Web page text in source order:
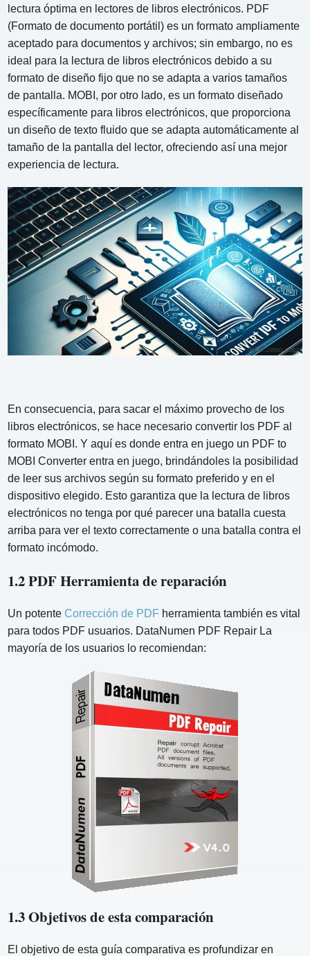
lectura óptima en lectores de libros electrónicos. PDF
(Formato de documento portátil) es un formato ampliamente
aceptado para documentos y archivos; sin embargo, no es
ideal para la lectura de libros electrónicos debido a su
formato de diseño fijo que no se adapta a varios tamaños
de pantalla. MOBI, por otro lado, es un formato diseñado
específicamente para libros electrónicos, que proporciona
un diseño de texto fluido que se adapta automáticamente al
tamaño de la pantalla del lector, ofreciendo así una mejor
experiencia de lectura.
En consecuencia, para sacar el máximo provecho de los
libros electrónicos, se hace necesario convertir los PDF al
formato MOBI. Y aquí es donde entra en juego un PDF to
MOBI Converter entra en juego, brindándoles la posibilidad
de leer sus archivos según su formato preferido y en el
dispositivo elegido. Esto garantiza que la lectura de libros
electrónicos no tenga por qué parecer una batalla cuesta
arriba para ver el texto correctamente o una batalla contra el
formato incómodo.
1.2 PDF Herramienta de reparación
Un potenteCorrección de PDF herramienta también es vital
para todos PDF usuarios. DataNumen PDF Repair La
mayoría de los usuarios lo recomiendan:
1.3 Objetivos de esta comparación
El objetivo de esta guía comparativa es profundizar en